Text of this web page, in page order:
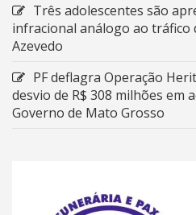
Três adolescentes são
infracional análogo ao tráfico
Azevedo
PF deflagra Operação
desvio de R$ 308 milhões em
Governo de Mato Grosso